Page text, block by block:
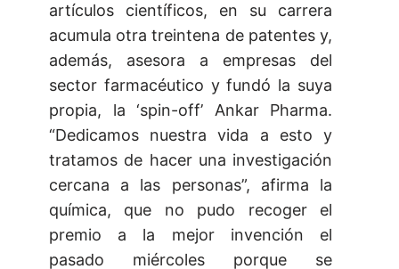
artículos científicos, en su carrera
acumula otra treintena de patentes y,
además, asesora a empresas del
sector farmacéutico y fundó la suya
propia, la ‘spin-off’ Ankar Pharma.
“Dedicamos nuestra vida a esto y
tratamos de hacer una investigación
cercana a las personas”, afirma la
química, que no pudo recoger el
premio a la mejor invención el
pasado miércoles porque se